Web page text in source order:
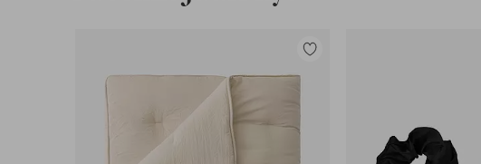
Lisää
suosikkeihin